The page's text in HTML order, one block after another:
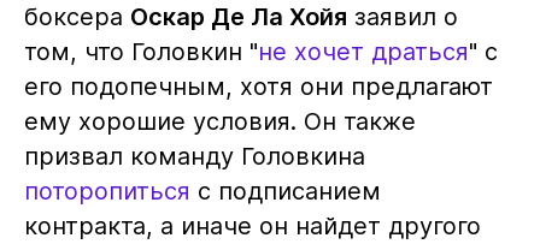
боксера Оскар Де Ла Хойя заявил о
том, что Головкин "не хочет драться" с
его подопечным, хотя они предлагают
ему хорошие условия. Он также
призвал команду Головкина
поторопиться с подписанием
контракта, а иначе он найдет другого